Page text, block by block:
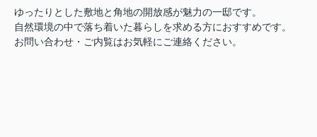
ゆったりとした敷地と角地の開放感が魅力の一邸です。
自然環境の中で落ち着いた暮らしを求める方におすすめです。
お問い合わせ・ご内覧はお気軽にご連絡ください。